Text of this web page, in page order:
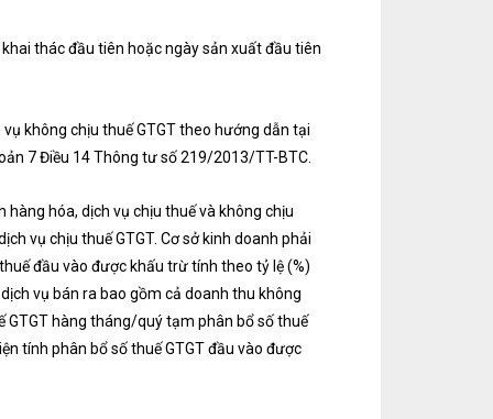
thác đầu tiên hoặc ngày sản xuất đầu tiên
không chịu thuế GTGT theo hướng dẫn tại
7 Điều 14 Thông tư số 219/2013/TT-BTC.
hóa, dịch vụ chịu thuế và không chịu
vụ chịu thuế GTGT. Cơ sở kinh doanh phải
đầu vào được khấu trừ tính theo tỷ lệ (%)
vụ bán ra bao gồm cả doanh thu không
GTGT hàng tháng/quý tạm phân bổ số thuế
tính phân bổ số thuế GTGT đầu vào được